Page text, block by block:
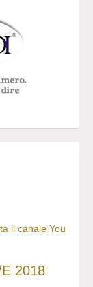
il canale You
2018